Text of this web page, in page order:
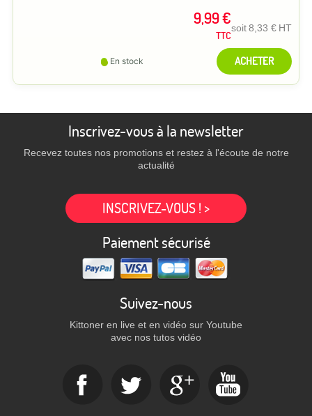
9,99 €
TTC
soit8,33 € HT
En stock ACHETER
Inscrivez-vous à la newsletter
Recevez toutes nos promotions et restez à l'écoute de notre
actualité
INSCRIVEZ-VOUS ! >
Paiement sécurisé
Suivez-nous
Kittoner en live et en vidéo sur Youtube
avec nos tutos vidéo